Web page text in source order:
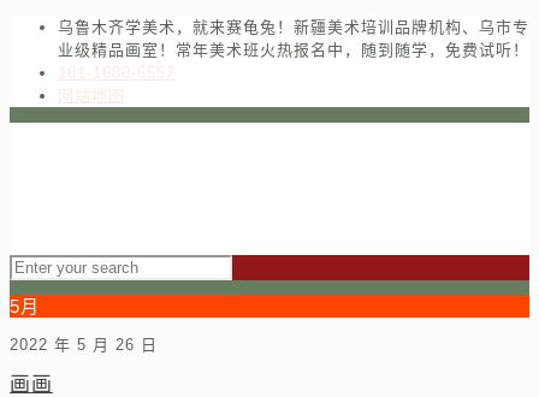
乌鲁木齐学美术，就来赛龟兔！新疆美术培训品牌机构、乌市专
业级精品画室！常年美术班火热报名中，随到随学，免费试听！
181-1680-6557
网站地图
5月
2022 年 5 月 26 日
画画